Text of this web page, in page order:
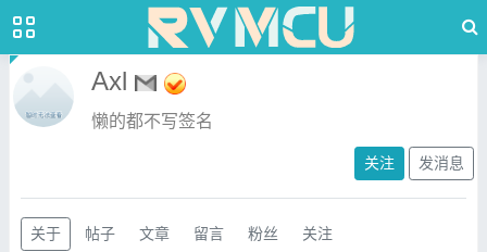
Axl
懒的都不写签名
关注 发消息
关于 帖子 文章 留言 粉丝 关注